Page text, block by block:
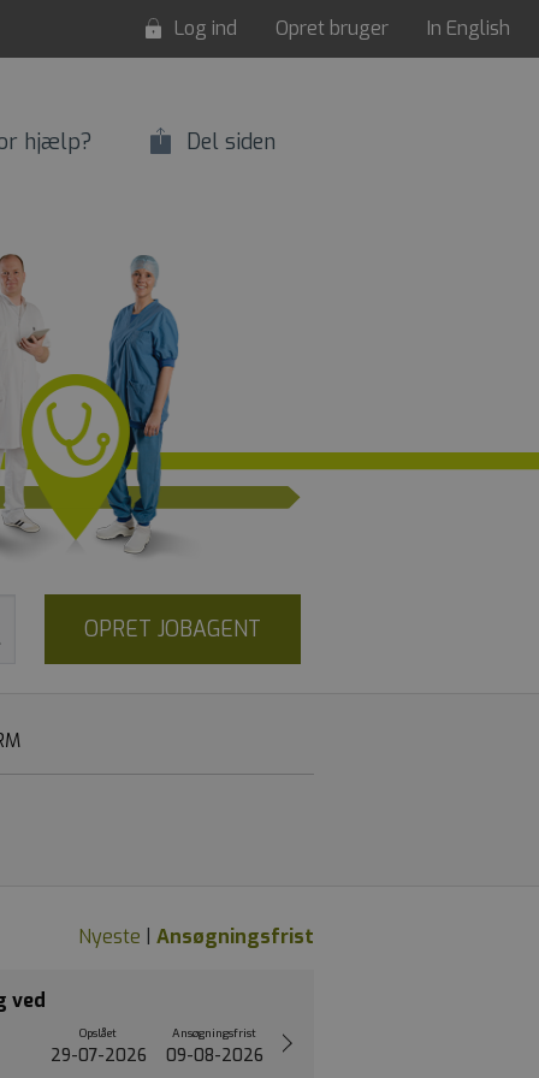
Log ind Opret bruger In English
hjælp? Del siden
OPRET JOBAGENT
Nyeste Ansøgningsfrist
ved
Opslået
29-07-2026
Ansøgningsfrist
09-08-2026